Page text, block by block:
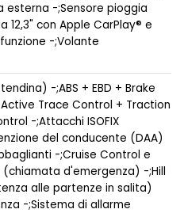
esterna -;Sensore pioggia
12,3" con Apple CarPlay® e
-;Volante
-;ABS + EBD + Brake
Trace Control + Traction
-;Attacchi ISOFIX
del conducente (DAA)
-;Cruise Control e
d'emergenza) -;Hill
alle partenze in salita)
-;Sistema di allarme